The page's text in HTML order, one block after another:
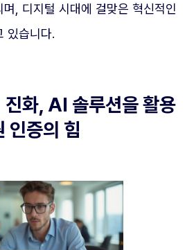
, 디지털 시대에 걸맞은 혁신적인
있습니다.
진화, AI 솔루션을 활용
인증의 힘